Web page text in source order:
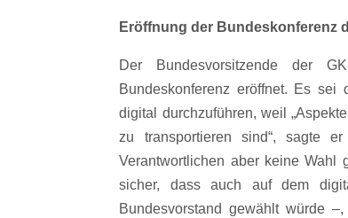
Eröffnung der Bundeskonferenz
Der Bundesvorsitzende der
Bundeskonferenz eröffnet. Es sei
digital durchzuführen, weil
zu transportieren sind“, sagte
Verantwortlichen aber keine Wahl
sicher, dass auch auf dem
Bundesvorstand gewählt würde